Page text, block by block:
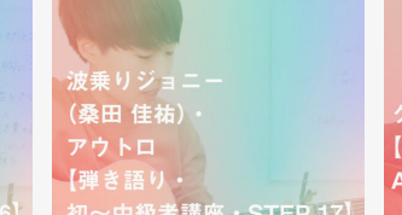
パスワ